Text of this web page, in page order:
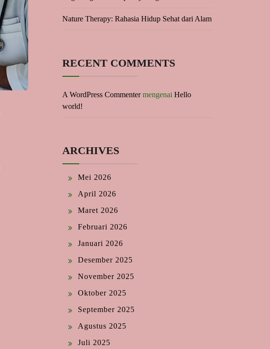
Nature Therapy: Rahasia Hidup Sehat dari Alam
RECENT COMMENTS
A WordPress Commentermengenai Hello
world!
ARCHIVES
Mei 2026
April 2026
Maret 2026
Februari 2026
Januari 2026
Desember 2025
November 2025
Oktober 2025
September 2025
Agustus 2025
Juli 2025